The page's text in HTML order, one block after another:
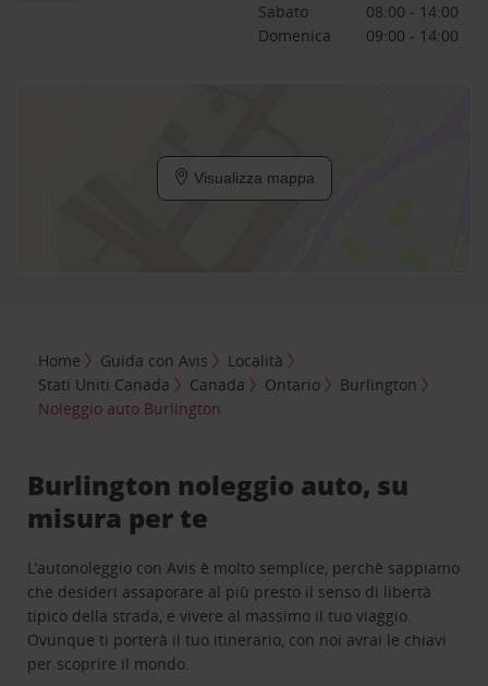
Sabato
08:00 - 14:00
Domenica
09:00 - 14:00
Visualizza mappa
Home Guida con Avis
Località
Stati Uniti Canada
Canada Ontario
Burlington
Noleggio auto Burlington
Burlington noleggio auto, su
misura per te
L’autonoleggio con Avis è molto semplice, perchè sappiamo
che desideri assaporare al più presto il senso di libertà
tipico della strada, e vivere al massimo il tuo viaggio.
Ovunque ti porterà il tuo itinerario, con noi avrai le chiavi
per scoprire il mondo.